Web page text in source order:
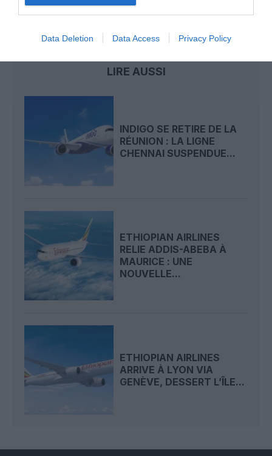
Data Deletion Data Access Privacy Policy
LIRE AUSSI
INDIGO SE RETIRE DE LA
RÉUNION : LA LIGNE
CHENNAI SUSPENDUE...
ETHIOPIAN AIRLINES
RELIE ADDIS-ABEBA À
MAURICE : UNE
NOUVELLE...
ETHIOPIAN AIRLINES
ARRIVE À LYON VIA
GENÈVE, DESSERT L’ÎLE...